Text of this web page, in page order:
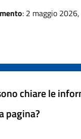
: 2 maggio
chiare le
pagina?